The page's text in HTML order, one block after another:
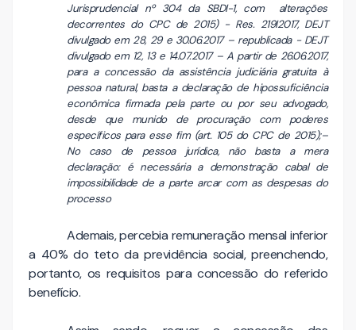
Jurisprudencial nº 304 da SBDI-1, com alterações
decorrentes do CPC de 2015) - Res. 219I2017, DEJT
divulgado em 28, 29 e 30.06.2017 – republicada - DEJT
divulgado em 12, 13 e 14.07.2017 – A partir de 26.06.2017,
para a concessão da assistência judiciária gratuita à
pessoa natural, basta a declaração de hipossuficiência
econômica firmada pela parte ou por seu advogado,
desde que munido de procuração com poderes
específicos para esse fim (art. 105 do CPC de 2015);–
No caso de pessoa jurídica, não basta a mera
declaração: é necessária a demonstração cabal de
impossibilidade de a parte arcar com as despesas do
processo
Ademais, percebia remuneração mensal inferior
a 40% do teto da previdência social, preenchendo,
portanto, os requisitos para concessão do referido
benefício.